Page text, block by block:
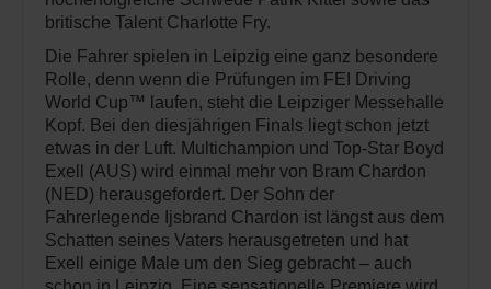
britische Talent Charlotte Fry.
Die Fahrer spielen in Leipzig eine ganz besondere
Rolle, denn wenn die Prüfungen im FEI Driving
World Cup™ laufen, steht die Leipziger Messehalle
Kopf. Bei den diesjährigen Finals liegt schon jetzt
etwas in der Luft. Multichampion und Top-Star Boyd
Exell (AUS) wird einmal mehr von Bram Chardon
(NED) herausgefordert. Der Sohn der
Fahrerlegende Ijsbrand Chardon ist längst aus dem
Schatten seines Vaters herausgetreten und hat
Exell einige Male um den Sieg gebracht – auch